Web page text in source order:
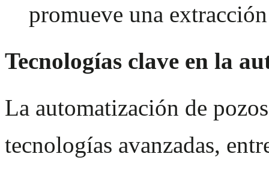
promueve una
Tecnologías clave en la
La automatización de
tecnologías avanzadas,